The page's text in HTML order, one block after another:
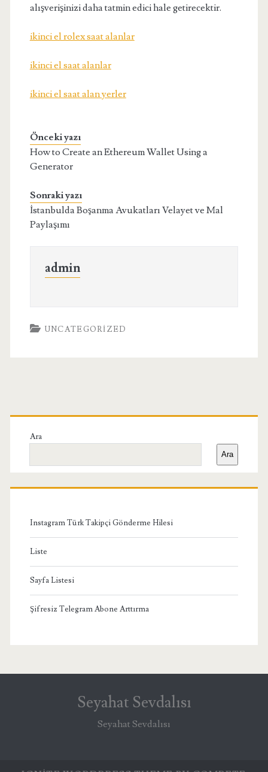
alışverişinizi daha tatmin edici hale getirecektir.
ikinci el rolex saat alanlar
ikinci el saat alanlar
ikinci el saat alan yerler
Önceki yazı
How to Create an Ethereum Wallet Using a
Generator
Sonraki yazı
İstanbulda Boşanma Avukatları Velayet ve Mal
Paylaşımı
admin
UNCATEGORIZED
Birincil
Yan
Menü
Ara
Ara
Instagram Türk Takipçi Gönderme Hilesi
Liste
Sayfa Listesi
Şifresiz Telegram Abone Arttırma
Seyahat Sevdalısı
Seyahat Sevdalısı